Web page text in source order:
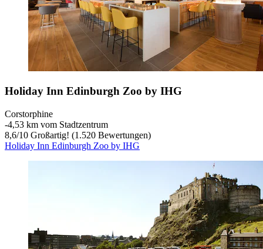
Holiday Inn Edinburgh Zoo by IHG
Corstorphine
‐4,53 km vom Stadtzentrum
8,6/10 Großartig! (1.520 Bewertungen)
Holiday Inn Edinburgh Zoo by IHG